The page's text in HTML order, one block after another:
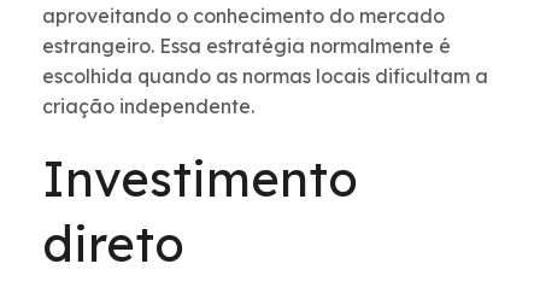
aproveitando o conhecimento do mercado
estrangeiro. Essa estratégia normalmente é
escolhida quando as normas locais dificultam a
criação independente.
Investimento
direto